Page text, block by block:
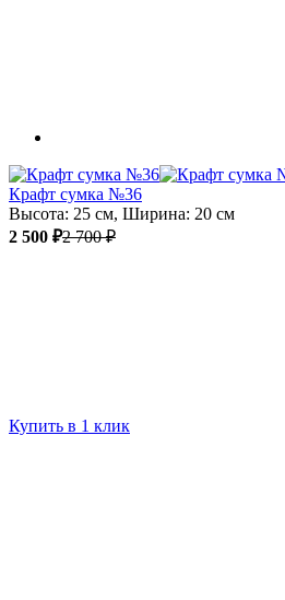
Крафт сумка №36
Высота: 25 см, Ширина: 20 см
2 500 ₽2 700 ₽
Купить в 1 клик